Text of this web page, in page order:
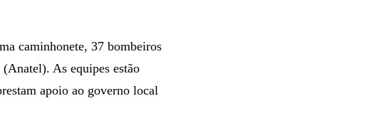
caminhonete, 37 bombeiros
As equipes estão
apoio ao governo local